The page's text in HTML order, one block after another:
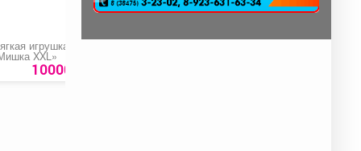
игрушка
XXL»
10000 руб.